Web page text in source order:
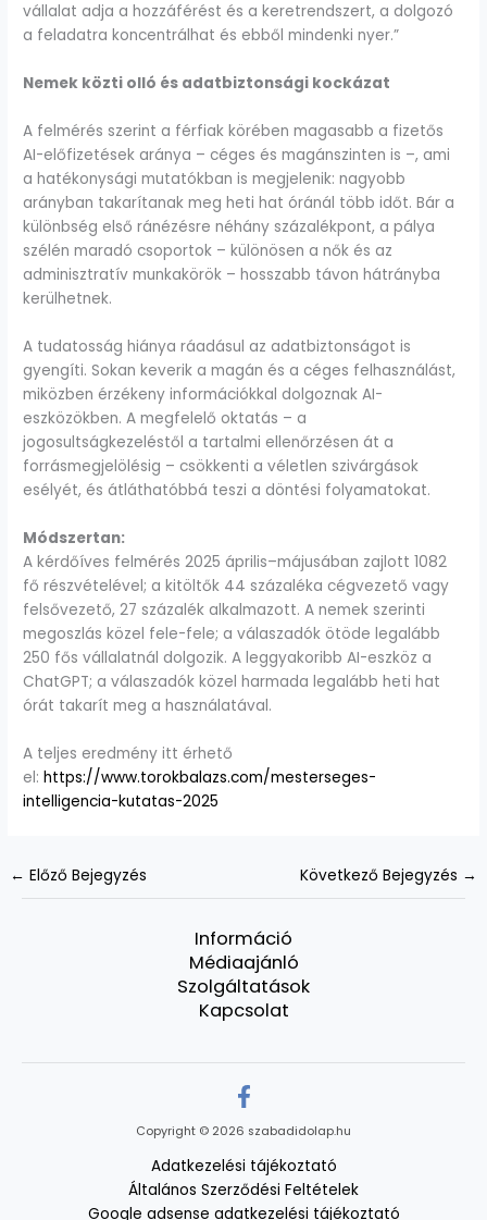
vállalat adja a hozzáférést és a keretrendszert, a dolgozó
a feladatra koncentrálhat és ebből mindenki nyer.”
Nemek közti olló és adatbiztonsági kockázat
A felmérés szerint a férfiak körében magasabb a fizetős
AI-előfizetések aránya – céges és magánszinten is –, ami
a hatékonysági mutatókban is megjelenik: nagyobb
arányban takarítanak meg heti hat óránál több időt. Bár a
különbség első ránézésre néhány százalékpont, a pálya
szélén maradó csoportok – különösen a nők és az
adminisztratív munkakörök – hosszabb távon hátrányba
kerülhetnek.
A tudatosság hiánya ráadásul az adatbiztonságot is
gyengíti. Sokan keverik a magán és a céges felhasználást,
miközben érzékeny információkkal dolgoznak AI-
eszközökben. A megfelelő oktatás – a
jogosultságkezeléstől a tartalmi ellenőrzésen át a
forrásmegjelölésig – csökkenti a véletlen szivárgások
esélyét, és átláthatóbbá teszi a döntési folyamatokat.
Módszertan:
A kérdőíves felmérés 2025 április–májusában zajlott 1082
fő részvételével; a kitöltők 44 százaléka cégvezető vagy
felsővezető, 27 százalék alkalmazott. A nemek szerinti
megoszlás közel fele-fele; a válaszadók ötöde legalább
250 fős vállalatnál dolgozik. A leggyakoribb AI-eszköz a
ChatGPT; a válaszadók közel harmada legalább heti hat
órát takarít meg a használatával.
A teljes eredmény itt érhető
el:https://www.torokbalazs.com/mesterseges-
intelligencia-kutatas-2025
← Előző Bejegyzés Következő Bejegyzés →
Információ
Médiaajánló
Szolgáltatások
Kapcsolat
Copyright © 2026 szabadidolap.hu
Adatkezelési tájékoztató
Általános Szerződési Feltételek
Google adsense adatkezelési tájékoztató